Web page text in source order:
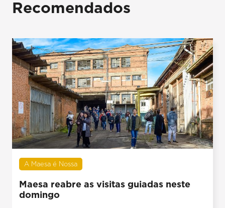
Recomendados
A Maesa é Nossa
Maesa reabre as visitas guiadas neste
domingo